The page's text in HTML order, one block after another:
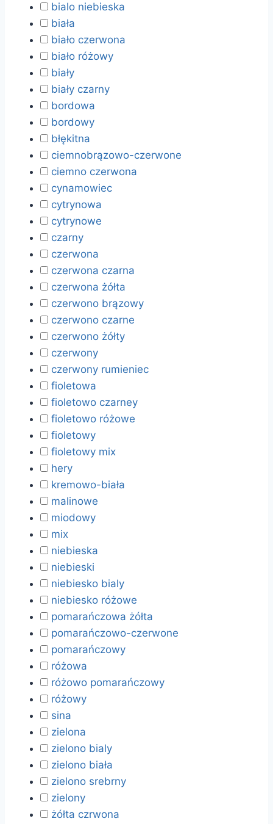
bialo niebieska
biała
biało czerwona
biało różowy
biały
biały czarny
bordowa
bordowy
błękitna
ciemnobrązowo-czerwone
ciemno czerwona
cynamowiec
cytrynowa
cytrynowe
czarny
czerwona
czerwona czarna
czerwona żółta
czerwono brązowy
czerwono czarne
czerwono żółty
czerwony
czerwony rumieniec
fioletowa
fioletowo czarney
fioletowo różowe
fioletowy
fioletowy mix
hery
kremowo-biała
malinowe
miodowy
mix
niebieska
niebieski
niebiesko bialy
niebiesko różowe
pomarańczowa żółta
pomarańczowo-czerwone
pomarańczowy
różowa
różowo pomarańczowy
różowy
sina
zielona
zielono bialy
zielono biała
zielono srebrny
zielony
żółta czrwona